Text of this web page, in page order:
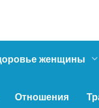
женщины
Отношения